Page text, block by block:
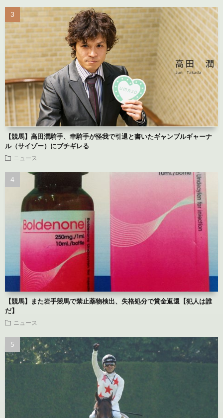
【競馬】高田潤騎手、幸騎手が怪我で引退と書いたギャンブルギャーナ
ル（サイゾー）にブチギレる
ニュース
【競馬】また岩手競馬で禁止薬物検出、失格処分で賞金返還【犯人は誰
だ】
ニュース